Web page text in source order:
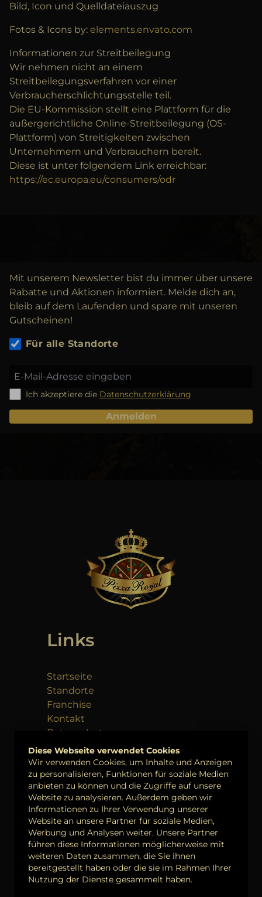
Diese Webseite verwendet Cookies
Wir verwenden Cookies, um Inhalte und Anzeigen
zu personalisieren, Funktionen für soziale Medien
anbieten zu können und die Zugriffe auf unsere
Website zu analysieren. Außerdem geben wir
Informationen zu Ihrer Verwendung unserer
Website an unsere Partner für soziale Medien,
Werbung und Analysen weiter. Unsere Partner
führen diese Informationen möglicherweise mit
weiteren Daten zusammen, die Sie ihnen
bereitgestellt haben oder die sie im Rahmen Ihrer
Nutzung der Dienste gesammelt haben.
Bild, Icon und Quelldateiauszug
Fotos & Icons by: elements.envato.com
Informationen zur Streitbeilegung
Wir nehmen nicht an einem
Streitbeilegungsverfahren vor einer
Verbraucherschlichtungsstelle teil.
Die EU-Kommission stellt eine Plattform für die
außergerichtliche Online-Streitbeilegung (OS-
Plattform) von Streitigkeiten zwischen
Unternehmern und Verbrauchern bereit.
Diese ist unter folgendem Link erreichbar:
https://ec.europa.eu/consumers/odr
Mit unserem Newsletter bist du immer über unsere
Rabatte und Aktionen informiert. Melde dich an,
bleib auf dem Laufenden und spare mit unseren
Gutscheinen!
Für alle Standorte
Ich akzeptiere die Datenschutzerklärung
Anmelden
Links
Startseite
Standorte
Franchise
Kontakt
Datenschutz
Impressum
Anschrift &
Kontakt
Pizza Royal
Berghäuschensweg 28
41464 Neuss
Tel.: +49 (0) 2131 6617777